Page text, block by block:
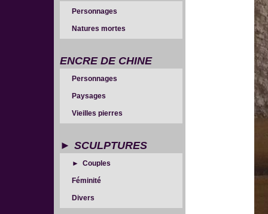
SANGUINES
Personnages
Natures mortes
ENCRE DE CHINE
Personnages
Paysages
Vieilles pierres
SCULPTURES
Couples
Féminité
Divers